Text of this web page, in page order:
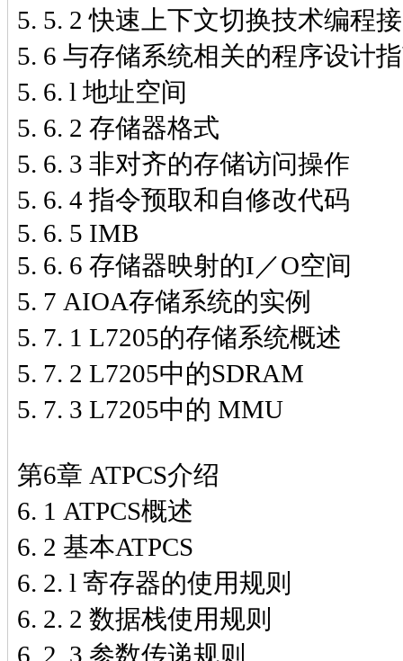
5. 5. 2 快速上下文切换技术编程
5. 6 与存储系统相关的程序设计
5. 6. l 地址空间
5. 6. 2 存储器格式
5. 6. 3 非对齐的存储访问操作
5. 6. 4 指令预取和自修改代码
5. 6. 5 IMB
5. 6. 6 存储器映射的I／O空间
5. 7 AIOA存储系统的实例
5. 7. 1 L7205的存储系统概述
5. 7. 2 L7205中的SDRAM
5. 7. 3 L7205中的 MMU
第6章 ATPCS介绍
6. 1 ATPCS概述
6. 2 基本ATPCS
6. 2. l 寄存器的使用规则
6. 2. 2 数据栈使用规则
6. 2. 3 参数传递规则